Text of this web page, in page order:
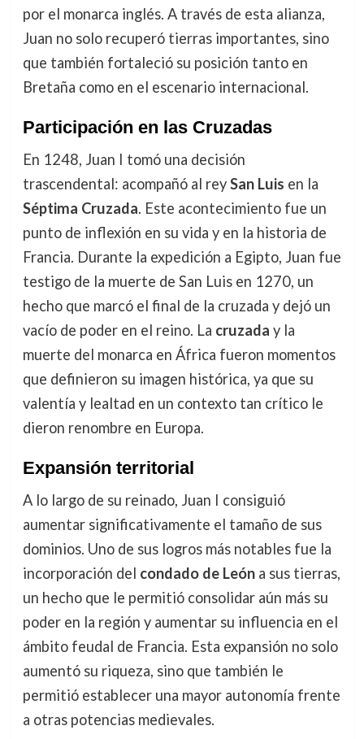
por el monarca inglés. A través de esta alianza,
Juan no solo recuperó tierras importantes, sino
que también fortaleció su posición tanto en
Bretaña como en el escenario internacional.
Participación en las Cruzadas
En 1248, Juan I tomó una decisión
trascendental: acompañó al reySan Luis en la
Séptima Cruzada. Este acontecimiento fue un
punto de inflexión en su vida y en la historia de
Francia. Durante la expedición a Egipto, Juan fue
testigo de la muerte de San Luis en 1270, un
hecho que marcó el final de la cruzada y dejó un
vacío de poder en el reino. La cruzada y la
muerte del monarca en África fueron momentos
que definieron su imagen histórica, ya que su
valentía y lealtad en un contexto tan crítico le
dieron renombre en Europa.
Expansión territorial
A lo largo de su reinado, Juan I consiguió
aumentar significativamente el tamaño de sus
dominios. Uno de sus logros más notables fue la
incorporación del condado de Leóna sus tierras,
un hecho que le permitió consolidar aún más su
poder en la región y aumentar su influencia en el
ámbito feudal de Francia. Esta expansión no solo
aumentó su riqueza, sino que también le
permitió establecer una mayor autonomía frente
a otras potencias medievales.